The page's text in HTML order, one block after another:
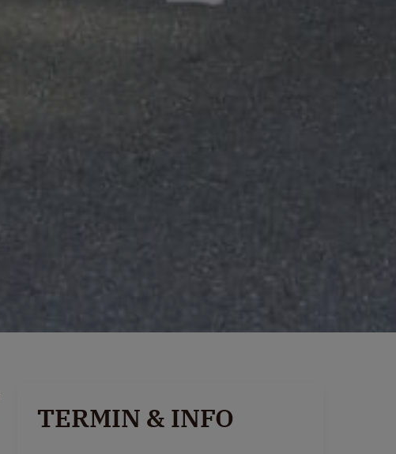
TERMIN & INFO